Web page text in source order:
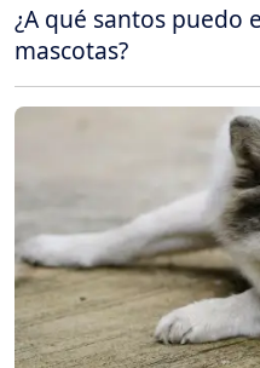
¿A qué santos puedo
mascotas?